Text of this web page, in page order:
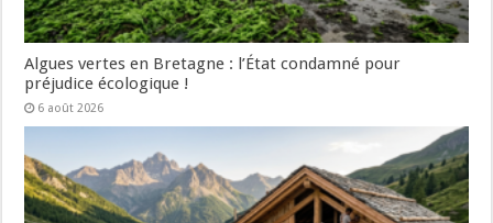
Algues vertes en Bretagne : l’État condamné pour
préjudice écologique !
6 août 2026